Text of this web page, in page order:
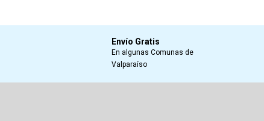
Envío Gratis
En algunas Comunas de
Valparaíso